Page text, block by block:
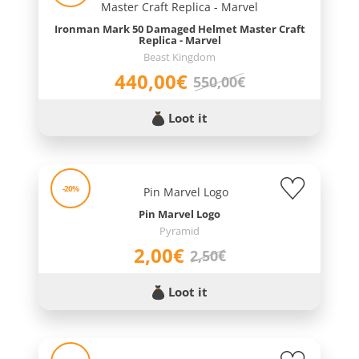
Ironman Mark 50 Damaged Helmet Master Craft
Replica - Marvel
Beast Kingdom
440,00€ 550,00€
Loot it
-20%
Pin Marvel Logo
Pyramid
2,00€ 2,50€
Loot it